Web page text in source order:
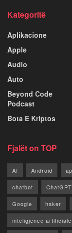
Kategoritë
Aplikacione
Apple
Audio
Auto
Beyond Code
Podcast
Bota E Kriptos
Fjalët on TOP
AI Android
chatbot ChatGPT
Google haker
inteligjence artificiale